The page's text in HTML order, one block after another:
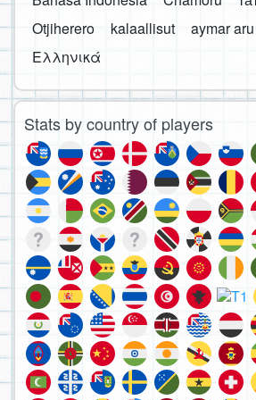
Otjiherero
kalaallisut aymar aru
Ελληνικά
Stats by country of players